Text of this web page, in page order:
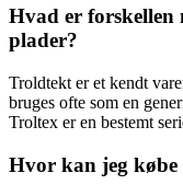
Hvad er forskellen
plader?
Troldtekt er et kendt
bruges ofte som en
Troltex er en bestemt
Hvor kan jeg